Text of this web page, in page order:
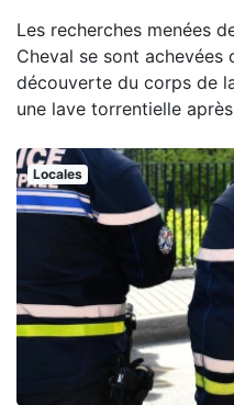
Les recherches menées
Cheval se sont achevées
découverte du corps de
une lave torrentielle
Locales